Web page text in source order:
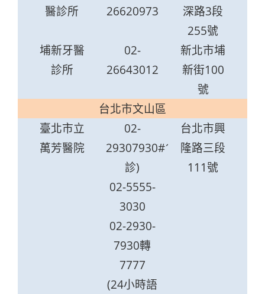
醫診所
26620973
深路3段
255號
埔新牙醫
診所
02-
26643012
新北市埔
新街100
號
台北市文山區
臺北市立
萬芳醫院
02-
29307930#1201(急
診)
02-5555-
3030
02-2930-
7930轉
7777
(24小時語
台北市興
隆路三段
111號